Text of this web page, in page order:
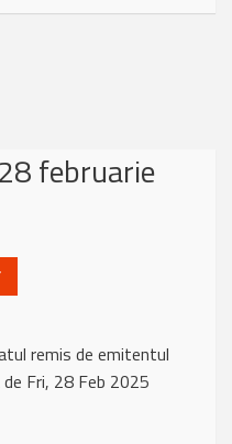
februarie
remis de emitentul
de Fri, 28 Feb 2025